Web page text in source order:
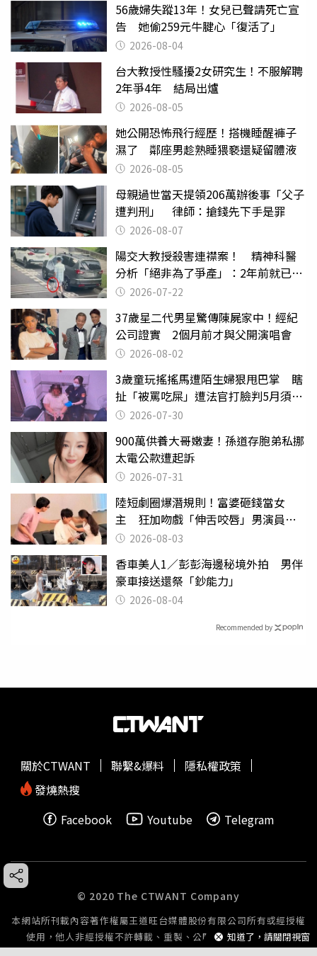
56歲婦失蹤13年！女兒已聲請死亡宣
告 她偷259元牛腱心「復活了」
2026-08-04
台大教授性騷擾2女研究生！不服解聘
2年爭4年 結局出爐
2026-08-05
她公開恐怖飛行經歷！搭機睡醒褲子
濕了 鄰座男趁熟睡猥褻還疑留體液
2026-08-05
母親過世當天提領206萬辦後事「父子
遭判刑」 律師：搶錢先下手是罪
2026-08-07
陽交大教授殺害連襟案！ 精神科醫
分析「絕非為了爭產」：2年前就已言
行詭異
2026-07-22
37歲星二代男星驚傳陳屍家中！經紀
公司證實 2個月前才與父開演唱會
2026-08-02
3歲童玩搖搖馬遭陌生婦狠甩巴掌 瞎
扯「被罵吃屎」遭法官打臉判5月須入
監 2026-07-30
900萬供養大哥嫩妻！孫道存胞弟私挪
太電公款遭起訴
2026-07-31
陸短劇圈爆潛規則！富婆砸錢當女
主 狂加吻戲「伸舌咬唇」男演員崩
潰 2026-08-03
香車美人1／彭彭海邊秘境外拍 男伴
豪車接送還祭「鈔能力」
2026-08-04
Recommended by
知道了，請關閉視窗
關於CTWANT 聯繫&爆料
隱私權政策
發燒熱搜
Facebook
Youtube Telegram
© 2020 The CTWANT Company
本網站所刊載內容著作權屬王道旺台媒體股份有限公司所有或經授權
使用，他人非經授權不許轉載、重製、公開播送或公開傳輸。